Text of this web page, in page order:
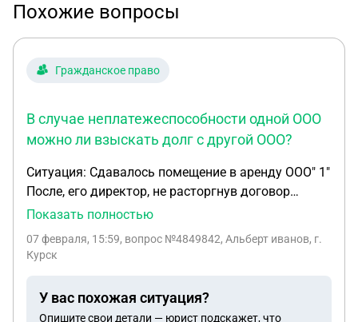
Похожие вопросы
Гражданское право
В случае неплатежеспособности одной ООО
можно ли взыскать долг с другой ООО?
Ситуация: Сдавалось помещение в аренду ООО" 1"
После, его директор, не расторгнув договор
аренды, заключил новый договор аренды, указав
предупредил за 3 месяца согласно договора о
подтверждением уведомления? 2. Можно ли
Показать полностью
07 февраля, 15:59, вопрос №4849842, Альберт иванов, г.
Курск
У вас похожая ситуация?
Опишите свои детали — юрист подскажет, что